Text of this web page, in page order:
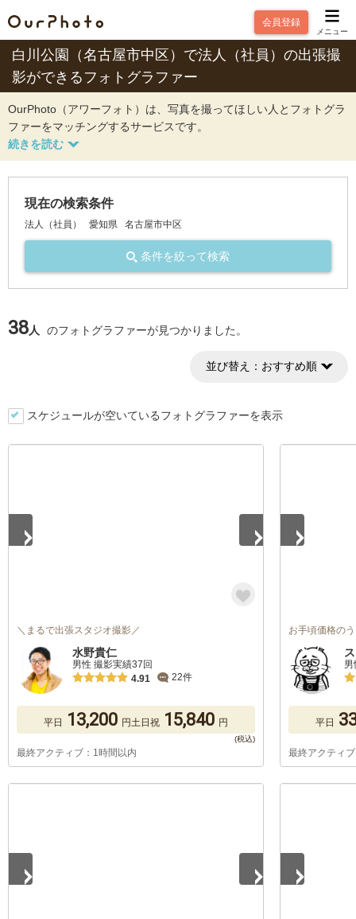
会員登録
メニュー
白川公園（名古屋市中区）で法人（社員）の出張撮
影ができるフォトグラファー
OurPhoto（アワーフォト）は、写真を撮ってほしい人とフォトグラ
ファーをマッチングするサービスです。
現在の検索条件
法人（社員） 愛知県 名古屋市中区
条件を絞って検索
38人 のフォトグラファーが見つかりました。
並び替え： おすすめ順
スケジュールが空いているフォトグラファーを表示
＼まるで出張スタジオ撮影／
水野貴仁
男性 撮影実績37回
4.91
22件
平日 13,200 円土日祝 15,840 円
最終アクティブ：1時間以内
お手頃価格の
平日
最終アクティ